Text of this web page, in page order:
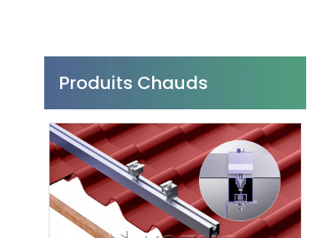
Produits Chauds